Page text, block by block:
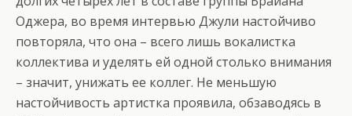
Оджера, во время интервью Джули настойчиво
повторяла, что она – всего лишь вокалистка
коллектива и уделять ей одной столько внимания
– значит, унижать ее коллег. Не меньшую
настойчивость артистка проявила, обзаводясь в